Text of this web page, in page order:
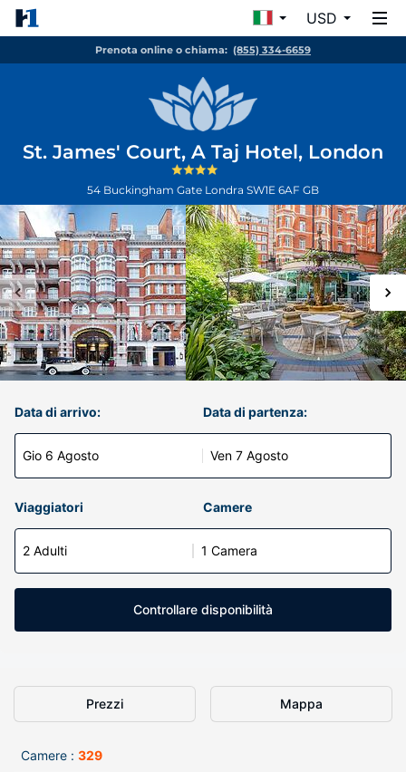
USD
Prenota online o chiama: (855) 334-6659
St. James' Court, A Taj Hotel, London
54 Buckingham Gate Londra SW1E 6AF GB
Data di arrivo:
Gio 6 Agosto
Data di partenza:
Ven 7 Agosto
Viaggiatori Camere
2 Adulti 1 Camera
Controllare disponibilità
Prezzi Mappa
Camere : 329